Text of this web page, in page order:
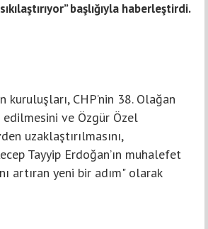
başlığıyla haberleştirdi.
kuruluşları, CHP’nin 38. Olağan
edilmesini ve Özgür Özel
uzaklaştırılmasını,
Tayyip Erdoğan’ın muhalefet
artıran yeni bir adım" olarak